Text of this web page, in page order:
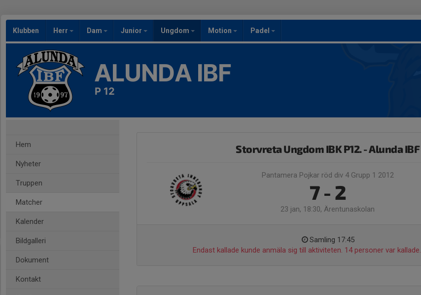
Klubben Herr Dam Junior Ungdom Motion Padel
ALUNDA IBF
P 12
Hem
Nyheter
Truppen
Matcher
Kalender
Bildgalleri
Dokument
Kontakt
Storvreta Ungdom IBK P12. - Alunda IBF
Pantamera Pojkar röd div 4 Grupp 1 2012
7 - 2
23 jan, 18:30, Ärentunaskolan
Samling 17:45
Endast kallade kunde anmäla sig till aktiviteten. 14 personer var kallade.